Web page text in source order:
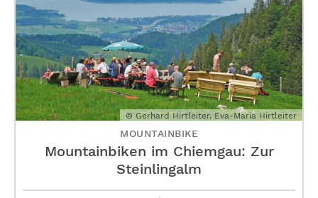
© Gerhard Hirtleiter, Eva-Maria Hirtleiter
MOUNTAINBIKE
Mountainbiken im Chiemgau: Zur
Steinlingalm